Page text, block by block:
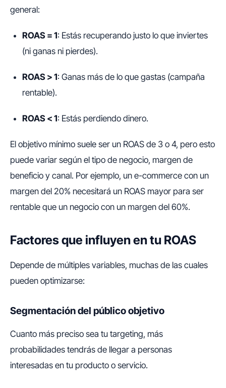
general:
ROAS = 1: Estás recuperando justo lo que inviertes
(ni ganas ni pierdes).
ROAS > 1: Ganas más de lo que gastas (campaña
rentable).
ROAS < 1: Estás perdiendo dinero.
El objetivo mínimo suele ser un ROAS de 3 o 4, pero esto
puede variar según el tipo de negocio, margen de
beneficio y canal. Por ejemplo, un e-commerce con un
margen del 20% necesitará un ROAS mayor para ser
rentable que un negocio con un margen del 60%.
Factores que influyen en tu ROAS
Depende de múltiples variables, muchas de las cuales
pueden optimizarse:
Segmentación del público objetivo
Cuanto más preciso sea tu targeting, más
probabilidades tendrás de llegar a personas
interesadas en tu producto o servicio.